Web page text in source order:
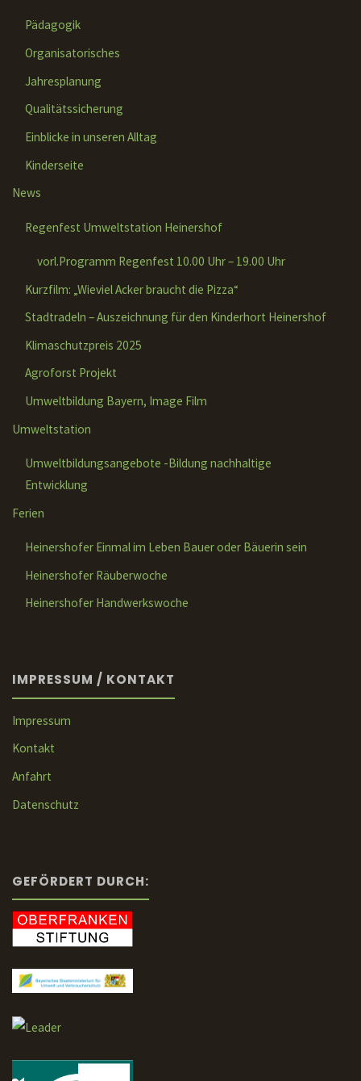
Pädagogik
Organisatorisches
Jahresplanung
Qualitätssicherung
Einblicke in unseren Alltag
Kinderseite
News
Regenfest Umweltstation Heinershof
vorl.Programm Regenfest 10.00 Uhr – 19.00 Uhr
Kurzfilm: „Wieviel Acker braucht die Pizza“
Stadtradeln – Auszeichnung für den Kinderhort Heinershof
Klimaschutzpreis 2025
Agroforst Projekt
Umweltbildung Bayern, Image Film
Umweltstation
Umweltbildungsangebote -Bildung nachhaltige
Entwicklung
Ferien
Heinershofer Einmal im Leben Bauer oder Bäuerin sein
Heinershofer Räuberwoche
Heinershofer Handwerkswoche
IMPRESSUM / KONTAKT
Impressum
Kontakt
Anfahrt
Datenschutz
GEFÖRDERT DURCH: